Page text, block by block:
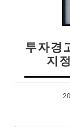
투자경
지